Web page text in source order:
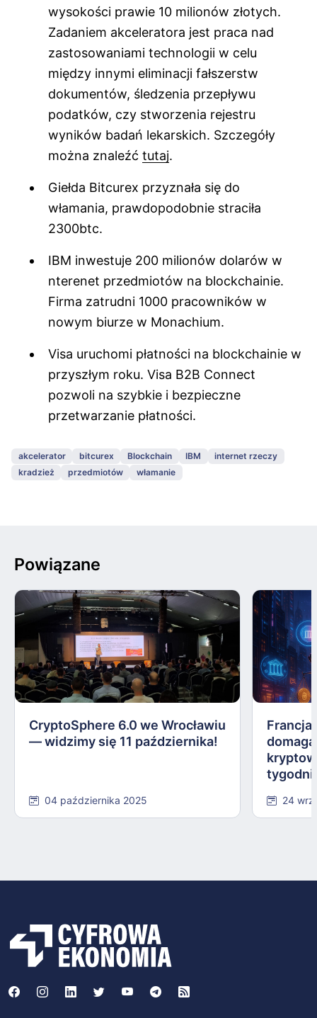
wysokości prawie 10 milionów złotych.
Zadaniem akceleratora jest praca nad
zastosowaniami technologii w celu
między innymi eliminacji fałszerstw
dokumentów, śledzenia przepływu
podatków, czy stworzenia rejestru
wyników badań lekarskich. Szczegóły
można znaleźć tutaj.
Giełda Bitcurex przyznała się do
włamania, prawdopodobnie straciła
2300btc.
IBM inwestuje 200 milionów dolarów w
nterenet przedmiotów na blockchainie.
Firma zatrudni 1000 pracowników w
nowym biurze w Monachium.
Visa uruchomi płatności na blockchainie w
przyszłym roku. Visa B2B Connect
pozwoli na szybkie i bezpieczne
przetwarzanie płatności.
akcelerator bitcurex Blockchain IBM
internet rzeczy
kradzież
przedmiotów włamanie
Powiązane
CryptoSphere 6.0 we Wrocławiu
— widzimy się 11 października!
04 października 2025 24